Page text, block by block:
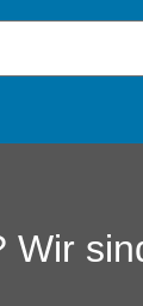
Wir